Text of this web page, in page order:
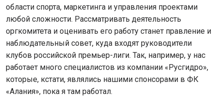
области спорта, маркетинга и управления проектами
любой сложности. Рассматривать деятельность
оргкомитета и оценивать его работу станет правление и
наблюдательный совет, куда входят руководители
клубов российской премьер-лиги. Так, например, у нас
работает много специалистов из компании «Русгидро»,
которые, кстати, являлись нашими спонсорами в ФК
«Алания», пока я там работал.